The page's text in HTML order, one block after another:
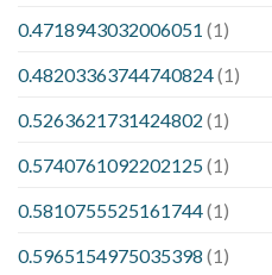
0.4718943032006051 (1)
0.48203363744740824(1)
0.5263621731424802 (1)
0.5740761092202125(1)
0.5810755525161744(1)
0.5965154975035398 (1)